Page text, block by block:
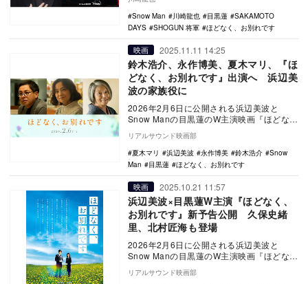
み上げ…
Snow Man
川崎龍也 目黒蓮
SAKAMOTO
DAYS
SHOGUN 将軍 ほどなく、お別れです
映画 2025.11.11 14:25
鈴木浩介、永作博美、夏木マリ、『ほ
どなく、お別れです』出演へ 浜辺美
波の家族役に
2026年2月6日に公開される浜辺美波と
Snow Manの目黒蓮のW主演映画『ほどな
く、お別れです』の追加キャストとして、
鈴木浩…
リアルサウンド映画部
夏木マリ
浜辺美波 永作博美 鈴木浩介
Snow
Man
目黒蓮 ほどなく、お別れです
映画 2025.10.21 11:57
浜辺美波×目黒蓮W主演『ほどなく、
お別れです』新予告公開 久保史緒
里、北村匠海も登場
2026年2月6日に公開される浜辺美波と
Snow Manの目黒蓮のW主演映画『ほどな
く、お別れです』の新予告が公開された。
…
リアルサウンド映画部